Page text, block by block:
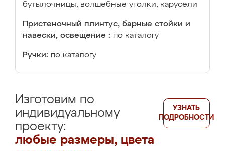
бутылочницы, волшебные уголки, карусели
Пристеночный плинтус, барные стойки и
навески, освещение : по каталогу
Ручки: по каталогу
Изготовим по
индивидуальному
проекту:
любые размеры, цвета
УЗНАТЬ
ПОДРОБНОСТИ